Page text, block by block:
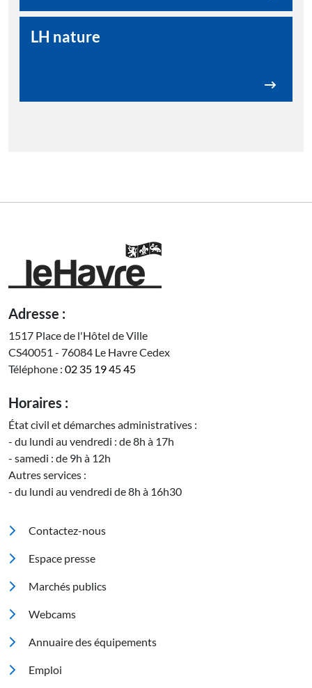
LH nature
Adresse :
1517 Place de l'Hôtel de Ville
CS40051 - 76084 Le Havre Cedex
Téléphone : 02 35 19 45 45
Horaires :
État civil et démarches administratives :
- du lundi au vendredi : de 8h à 17h
- samedi : de 9h à 12h
Autres services :
- du lundi au vendredi de 8h à 16h30
Pied de page
Contactez-nous
Espace presse
Marchés publics
Footer 2
Webcams
Annuaire des équipements
Emploi